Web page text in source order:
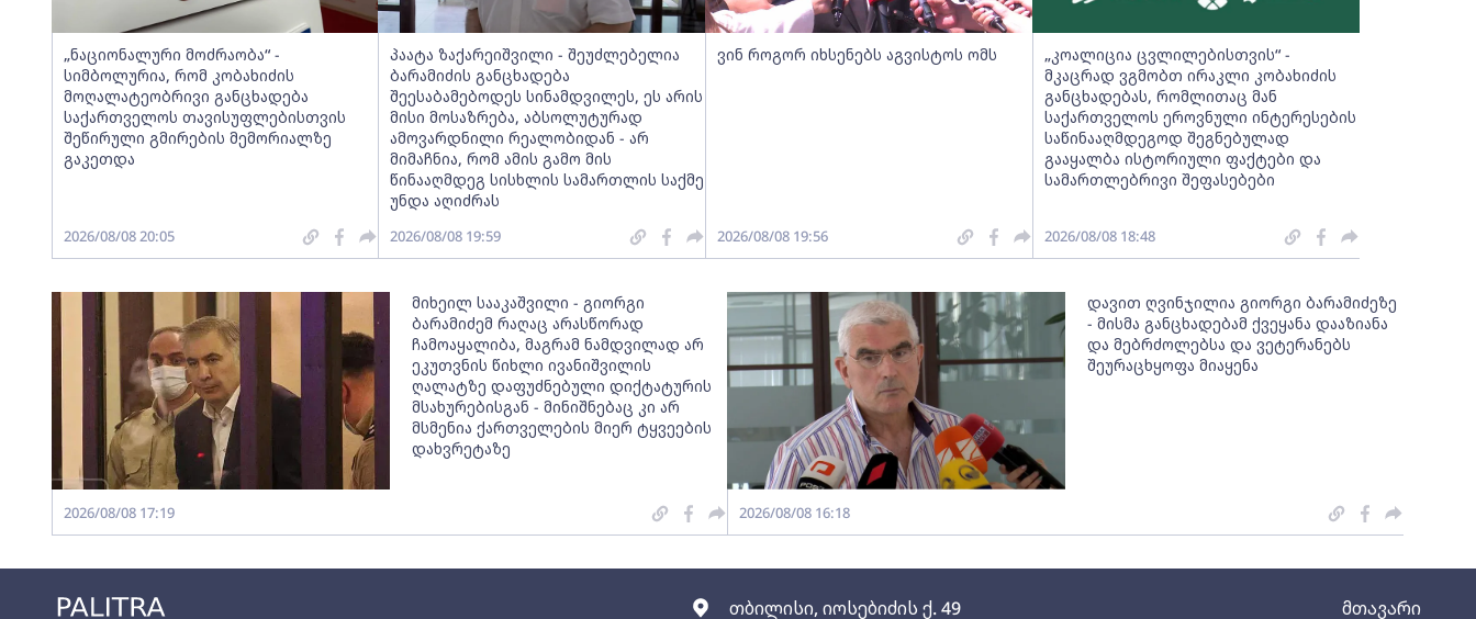
თბილისი, იოსებიძის ქ. 49 მთავარი
„ნაციონალური მოძრაობა“ -
სიმბოლურია, რომ კობახიძის
მოღალატეობრივი განცხადება
საქართველოს თავისუფლებისთვის
შეწირული გმირების მემორიალზე
გაკეთდა
2026/08/08 20:05
პაატა ზაქარეიშვილი - შეუძლებელია
ბარამიძის განცხადება
შეესაბამებოდეს სინამდვილეს, ეს არის
მისი მოსაზრება, აბსოლუტურად
ამოვარდნილი რეალობიდან - არ
მიმაჩნია, რომ ამის გამო მის
წინააღმდეგ სისხლის სამართლის საქმე
უნდა აღიძრას
2026/08/08 19:59
ვინ როგორ იხსენებს აგვისტოს ომს
2026/08/08 19:56
„კოალიცია ცვლილებისთვის“ -
მკაცრად ვგმობთ ირაკლი კობახიძის
განცხადებას, რომლითაც მან
საქართველოს ეროვნული ინტერესების
საწინააღმდეგოდ შეგნებულად
გააყალბა ისტორიული ფაქტები და
სამართლებრივი შეფასებები
2026/08/08 18:48
მიხეილ სააკაშვილი - გიორგი
ბარამიძემ რაღაც არასწორად
ჩამოაყალიბა, მაგრამ ნამდვილად არ
ეკუთვნის წიხლი ივანიშვილის
ღალატზე დაფუძნებული დიქტატურის
მსახურებისგან - მინიშნებაც კი არ
მსმენია ქართველების მიერ ტყვეების
დახვრეტაზე
2026/08/08 17:19
დავით ღვინჯილია გიორგი ბარამიძეზე
- მისმა განცხადებამ ქვეყანა დააზიანა
და მებრძოლებსა და ვეტერანებს
შეურაცხყოფა მიაყენა
2026/08/08 16:18